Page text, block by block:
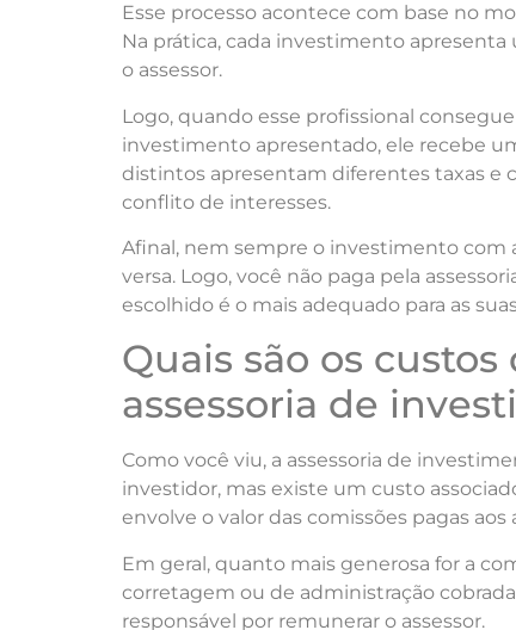
Esse processo acontece com base no
Na prática, cada investimento
o assessor.
Logo, quando esse profissional
investimento apresentado, ele recebe
distintos apresentam diferentes taxas e
conflito de interesses.
Afinal, nem sempre o investimento com
versa. Logo, você não paga pela
escolhido é o mais adequado para as
Quais são os
assessoria de
Como você viu, a assessoria de
investidor, mas existe um custo
envolve o valor das comissões pagas aos
Em geral, quanto mais generosa for a
corretagem ou de administração
responsável por remunerar o assessor.